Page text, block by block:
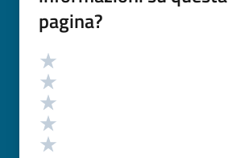
pagina?
Valutazione